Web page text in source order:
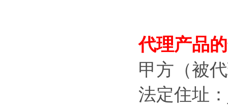
代理产品
甲方（被
法定住址